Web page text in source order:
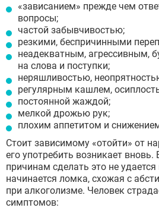
«зависанием» прежде чем
вопросы;
частой забывчивостью;
резкими, беспричинными
неадекватным, агрессивным,
на слова и поступки;
неряшливостью,
регулярным кашлем,
постоянной жаждой;
мелкой дрожью рук;
плохим аппетитом и
Стоит зависимому «отойти» от
его употребить возникает вновь.
причинам сделать это не удается
начинается ломка, схожая с
при алкоголизме. Человек
симптомов: